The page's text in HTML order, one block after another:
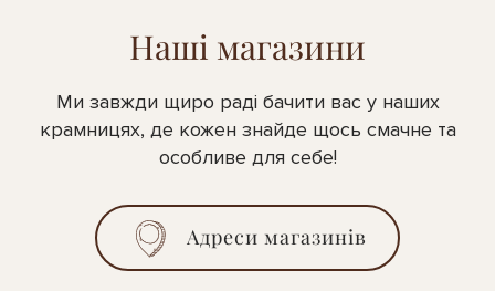
Наші магазини
Ми завжди щиро раді бачити вас у наших
крамницях, де кожен знайде щось смачне та
особливе для себе!
Адреси магазинів